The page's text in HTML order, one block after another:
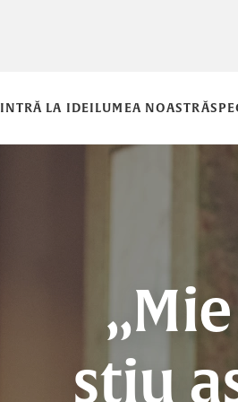
INTRĂ LA IDEILUMEA NOASTRĂ
știu